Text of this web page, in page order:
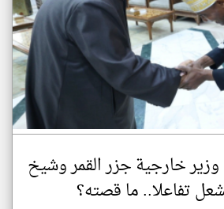
وزير خارجية جزر القمر وشيخ
تفاعلا.. ما قصته؟